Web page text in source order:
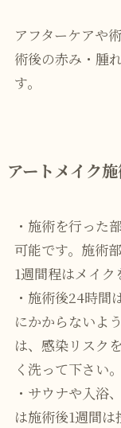
アフターケアや
術後の赤み・腫
す。
アートメイク
・施術を行った
可能です。施術
1週間程はメイク
・施術後24時間
にかからないよ
は、感染リスク
く洗って下さい。
・サウナや入浴
は施術後1週間は